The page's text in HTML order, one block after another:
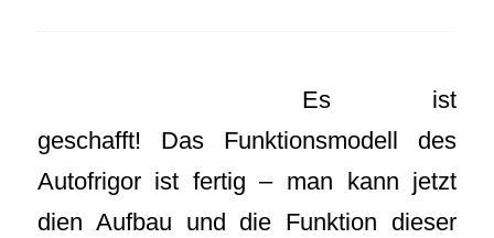
Es ist
geschafft! Das Funktionsmodell des
Autofrigor ist fertig – man kann jetzt
dien Aufbau und die Funktion dieser